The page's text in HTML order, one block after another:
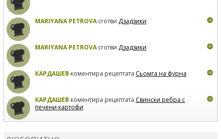
MARIYANA PETROVAсготви Дзадзики
MARIYANA PETROVAсготви Дзадзики
КАРДАШЕВ коментира рецептата Сьомга на фурна
КАРДАШЕВ коментира рецептата Свински ребра с
печени картофи